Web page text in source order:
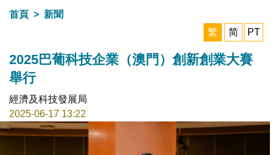
首頁
新聞
繁
简 PT
2025巴葡科技企業（澳門）創新創業大賽
舉行
經濟及科技發展局
2025-06-17 13:22